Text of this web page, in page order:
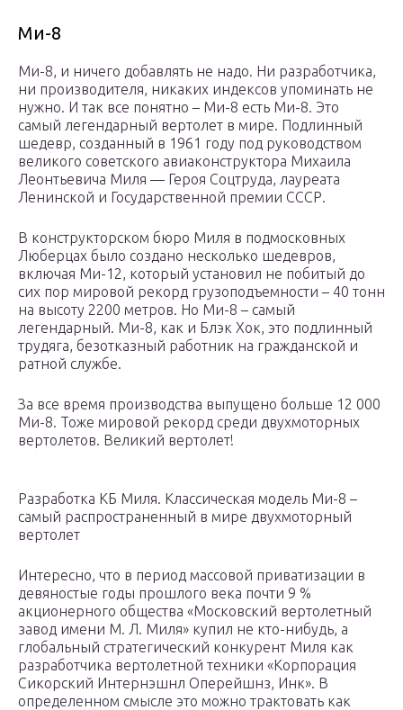
Ми-8
Ми-8, и ничего добавлять не надо. Ни разработчика,
ни производителя, никаких индексов упоминать не
нужно. И так все понятно – Ми-8 есть Ми-8. Это
самый легендарный вертолет в мире. Подлинный
шедевр, созданный в 1961 году под руководством
великого советского авиаконструктора Михаила
Леонтьевича Миля — Героя Соцтруда, лауреата
Ленинской и Государственной премии СССР.
В конструкторском бюро Миля в подмосковных
Люберцах было создано несколько шедевров,
включая Ми-12, который установил не побитый до
сих пор мировой рекорд грузоподъемности – 40 тонн
на высоту 2200 метров. Но Ми-8 – самый
легендарный. Ми-8, как и Блэк Хок, это подлинный
трудяга, безотказный работник на гражданской и
ратной службе.
За все время производства выпущено больше 12 000
Ми-8. Тоже мировой рекорд среди двухмоторных
вертолетов. Великий вертолет!
Разработка КБ Миля. Классическая модель Ми-8 –
самый распространенный в мире двухмоторный
вертолет
Интересно, что в период массовой приватизации в
девяностые годы прошлого века почти 9 %
акционерного общества «Московский вертолетный
завод имени М. Л. Миля» купил не кто-нибудь, а
глобальный стратегический конкурент Миля как
разработчика вертолетной техники «Корпорация
Сикорский Интернэшнл Оперейшнз, Инк». В
определенном смысле это можно трактовать как